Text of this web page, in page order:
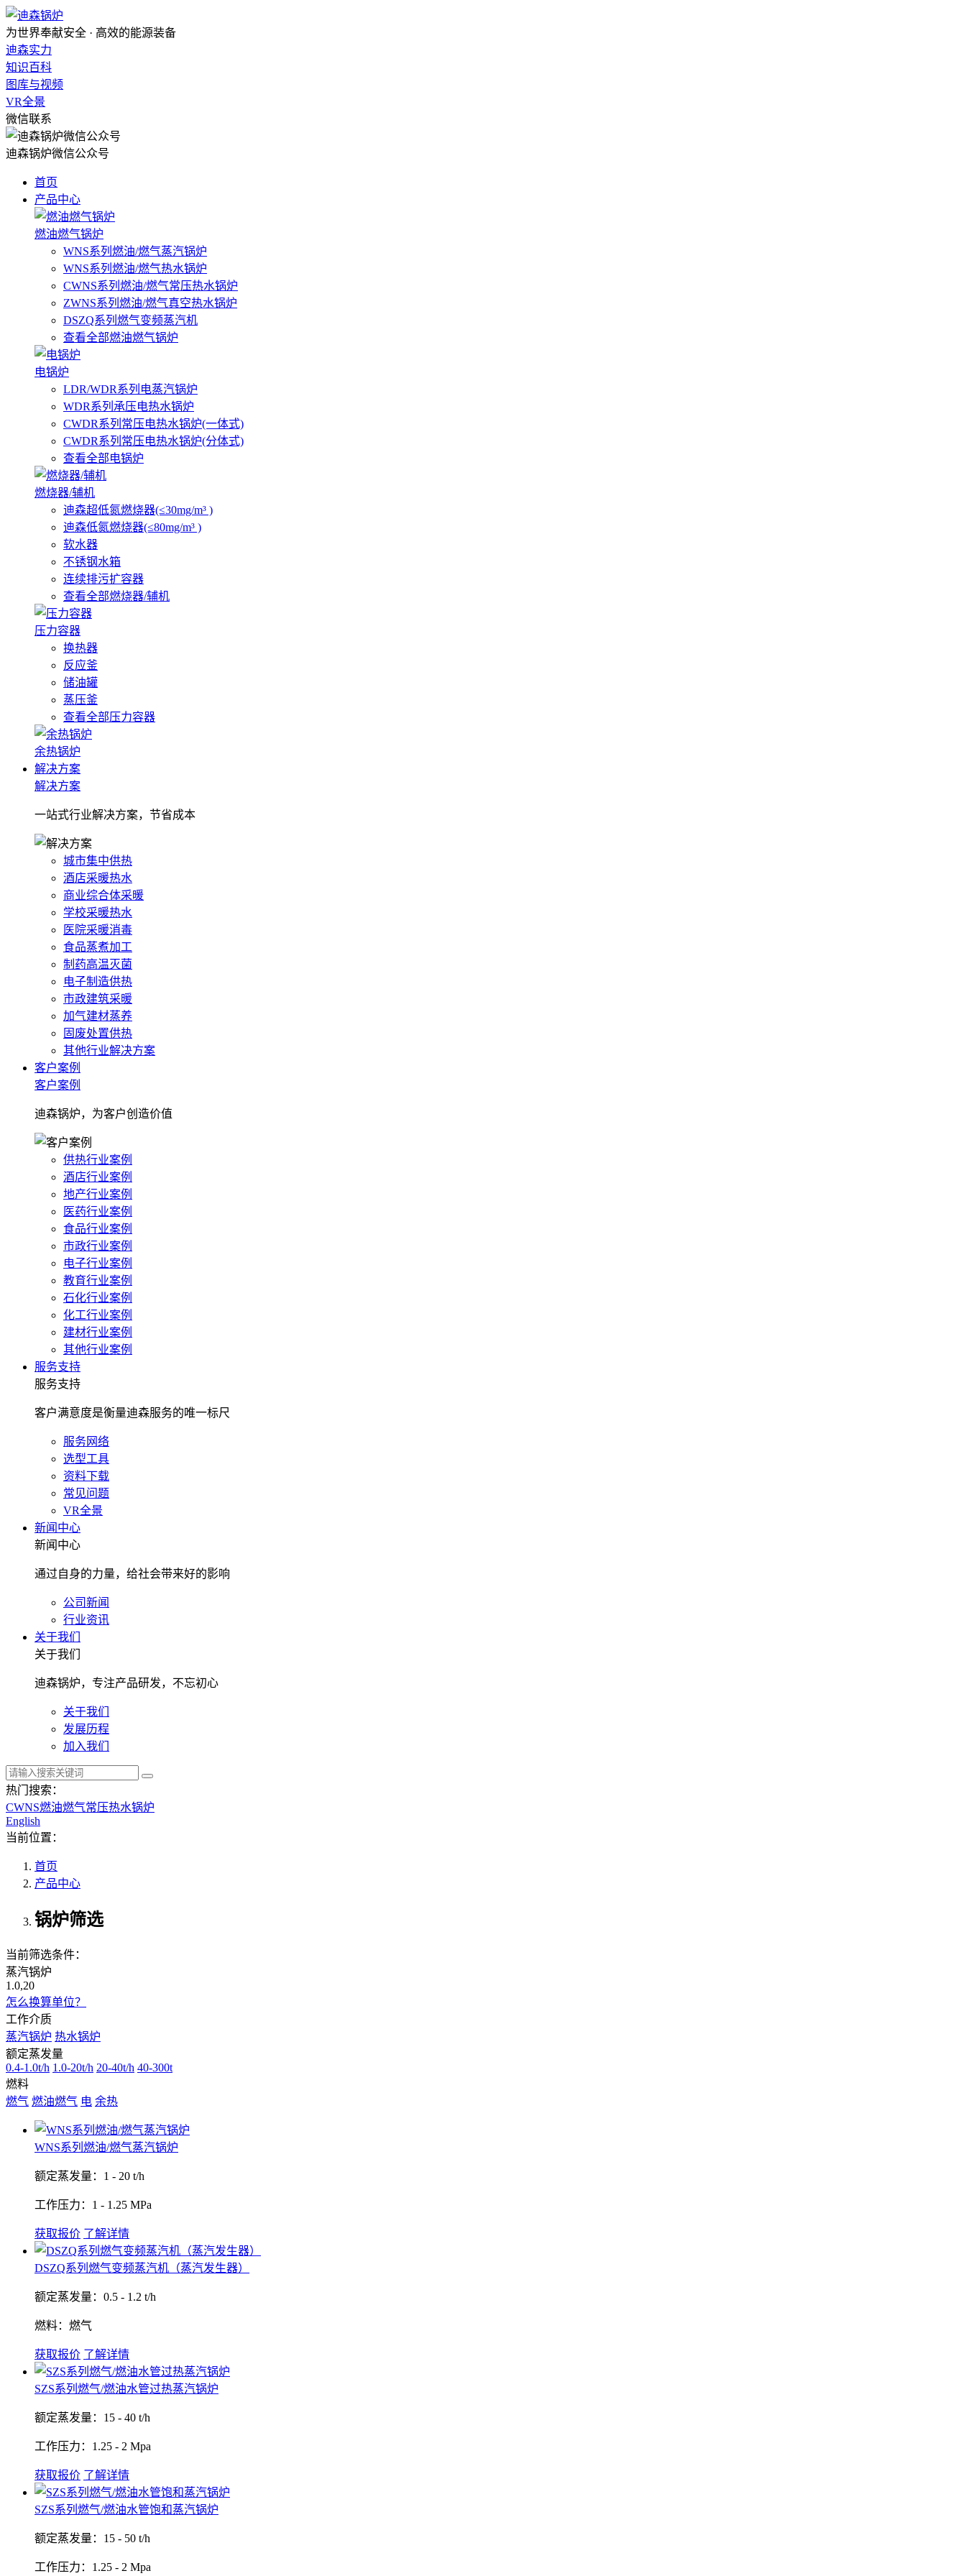
为世界奉献安全 · 高效的能源装备
迪森实力
知识百科
图库与视频
VR全景
微信联系
迪森锅炉微信公众号
首页
产品中心
燃油燃气锅炉
WNS系列燃油/燃气蒸汽锅炉
WNS系列燃油/燃气热水锅炉
CWNS系列燃油/燃气常压热水锅炉
ZWNS系列燃油/燃气真空热水锅炉
DSZQ系列燃气变频蒸汽机
查看全部燃油燃气锅炉
电锅炉
LDR/WDR系列电蒸汽锅炉
WDR系列承压电热水锅炉
CWDR系列常压电热水锅炉(一体式)
CWDR系列常压电热水锅炉(分体式)
查看全部电锅炉
燃烧器/辅机
迪森超低氮燃烧器(≤30mg/m³ )
迪森低氮燃烧器(≤80mg/m³ )
软水器
不锈钢水箱
连续排污扩容器
查看全部燃烧器/辅机
压力容器
换热器
反应釜
储油罐
蒸压釜
查看全部压力容器
余热锅炉
解决方案
解决方案
一站式行业解决方案，节省成本
城市集中供热
酒店采暖热水
商业综合体采暖
学校采暖热水
医院采暖消毒
食品蒸煮加工
制药高温灭菌
电子制造供热
市政建筑采暖
加气建材蒸养
固废处置供热
其他行业解决方案
客户案例
客户案例
迪森锅炉，为客户创造价值
供热行业案例
酒店行业案例
地产行业案例
医药行业案例
食品行业案例
市政行业案例
电子行业案例
教育行业案例
石化行业案例
化工行业案例
建材行业案例
其他行业案例
服务支持
服务支持
客户满意度是衡量迪森服务的唯一标尺
服务网络
选型工具
资料下载
常见问题
VR全景
新闻中心
新闻中心
通过自身的力量，给社会带来好的影响
公司新闻
行业资讯
关于我们
关于我们
迪森锅炉，专注产品研发，不忘初心
关于我们
发展历程
加入我们
热门搜索：
CWNS燃油燃气常压热水锅炉
English
当前位置：
首页
产品中心
锅炉筛选
当前筛选条件：
蒸汽锅炉
1.0,20
怎么换算单位？
工作介质
蒸汽锅炉 热水锅炉
额定蒸发量
0.4-1.0t/h 1.0-20t/h 20-40t/h 40-300t
燃料
燃气 燃油燃气 电 余热
WNS系列燃油/燃气蒸汽锅炉
额定蒸发量：1 - 20 t/h
工作压力：1 - 1.25 MPa
获取报价 了解详情
DSZQ系列燃气变频蒸汽机（蒸汽发生器）
额定蒸发量：0.5 - 1.2 t/h
燃料：燃气
获取报价 了解详情
SZS系列燃气/燃油水管过热蒸汽锅炉
额定蒸发量：15 - 40 t/h
工作压力：1.25 - 2 Mpa
获取报价 了解详情
SZS系列燃气/燃油水管饱和蒸汽锅炉
额定蒸发量：15 - 50 t/h
工作压力：1.25 - 2 Mpa